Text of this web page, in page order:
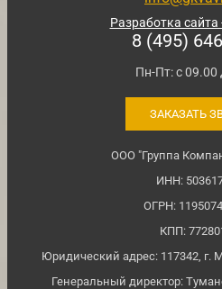
Разработка сайта
8 (495)
Пн-Пт: с 09.00
ЗАКАЗАТЬ
ООО "Группа
ИНН:
ОГРН:
КПП:
Юридический адрес: 117342, г.
Генеральный директор: